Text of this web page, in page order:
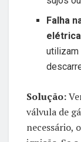
Falha
utilizam
Solução:
válvula de
necessário,